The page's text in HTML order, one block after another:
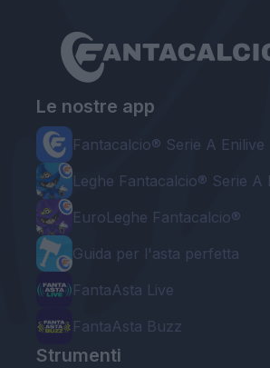
Le nostre app
Fantacalcio® Serie A Enilive
Leghe Fantacalcio® Serie A
EuroLeghe Fantacalcio®
Guida per l'asta perfetta
FantaAsta Live
FantaAsta Buzz
Strumenti